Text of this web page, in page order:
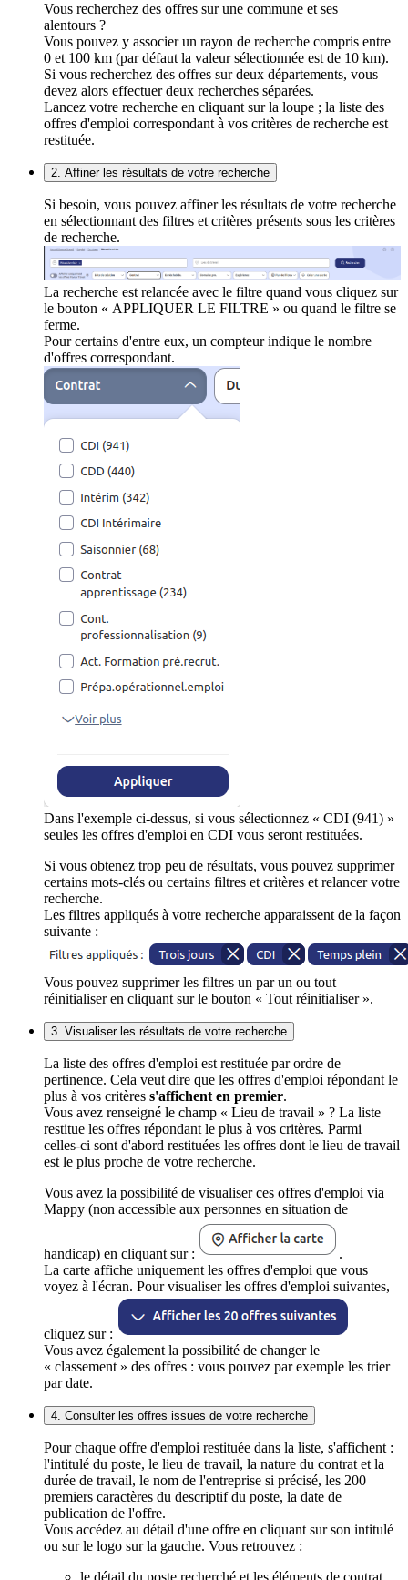
Vous recherchez des offres sur une commune et ses
alentours ?
Vous pouvez y associer un rayon de recherche compris entre
0 et 100 km (par défaut la valeur sélectionnée est de 10 km).
Si vous recherchez des offres sur deux départements, vous
devez alors effectuer deux recherches séparées.
Lancez votre recherche en cliquant sur la loupe ; la liste des
offres d'emploi correspondant à vos critères de recherche est
restituée.
2. Affiner les résultats de votre recherche
Si besoin, vous pouvez affiner les résultats de votre recherche
en sélectionnant des filtres et critères présents sous les critères
de recherche.
La recherche est relancée avec le filtre quand vous cliquez sur
le bouton « APPLIQUER LE FILTRE » ou quand le filtre se
ferme.
Pour certains d'entre eux, un compteur indique le nombre
d'offres correspondant.
Dans l'exemple ci-dessus, si vous sélectionnez « CDI (941) »
seules les offres d'emploi en CDI vous seront restituées.
Si vous obtenez trop peu de résultats, vous pouvez supprimer
certains mots-clés ou certains filtres et critères et relancer votre
recherche.
Les filtres appliqués à votre recherche apparaissent de la façon
suivante :
Vous pouvez supprimer les filtres un par un ou tout
réinitialiser en cliquant sur le bouton « Tout réinitialiser ».
3. Visualiser les résultats de votre recherche
La liste des offres d'emploi est restituée par ordre de
pertinence. Cela veut dire que les offres d'emploi répondant le
plus à vos critères s'affichent en premier.
Vous avez renseigné le champ « Lieu de travail » ? La liste
restitue les offres répondant le plus à vos critères. Parmi
celles-ci sont d'abord restituées les offres dont le lieu de travail
est le plus proche de votre recherche.
Vous avez la possibilité de visualiser ces offres d'emploi via
Mappy (non accessible aux personnes en situation de
handicap) en cliquant sur :
.
La carte affiche uniquement les offres d'emploi que vous
voyez à l'écran. Pour visualiser les offres d'emploi suivantes,
cliquez sur :
Vous avez également la possibilité de changer le
« classement » des offres : vous pouvez par exemple les trier
par date.
4. Consulter les offres issues de votre recherche
Pour chaque offre d'emploi restituée dans la liste, s'affichent :
l'intitulé du poste, le lieu de travail, la nature du contrat et la
durée de travail, le nom de l'entreprise si précisé, les 200
premiers caractères du descriptif du poste, la date de
publication de l'offre.
Vous accédez au détail d'une offre en cliquant sur son intitulé
ou sur le logo sur la gauche. Vous retrouvez :
le détail du poste recherché et les éléments de contrat